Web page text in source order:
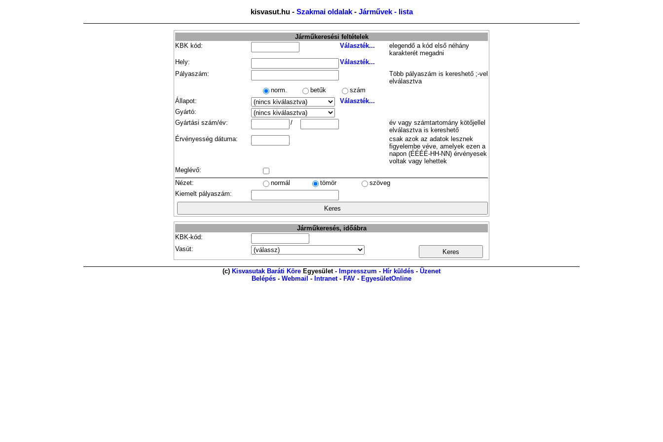
kisvasut.hu - Szakmai oldalak- Járművek - lista
Járműkeresési feltételek
KBK kód:
Választék...
elegendő a kód első néhány
karakterét megadni
Hely:
Választék...
Pályaszám:
Több pályaszám is kereshető ;-vel
elválasztva
norm.
betűk
szám
Állapot:
Választék...
Gyártó:
Gyártási szám/év:
/
év vagy számtartomány kötőjellel
elválasztva is kereshető
Érvényesség dátuma:
csak azok az adatok lesznek
figyelembe véve, amelyek ezen a
napon (ÉÉÉÉ-HH-NN) érvényesek
voltak vagy lehettek
Meglévő:
Nézet:
normál tömör
szöveg
Kiemelt pályaszám:
Járműkeresés, időábra
KBK-kód:
Vasút:
(c) Kisvasutak Baráti Köre Egyesület - Impresszum - Hír küldés - Üzenet
Belépés - Webmail - Intranet- FAV - EgyesületOnline